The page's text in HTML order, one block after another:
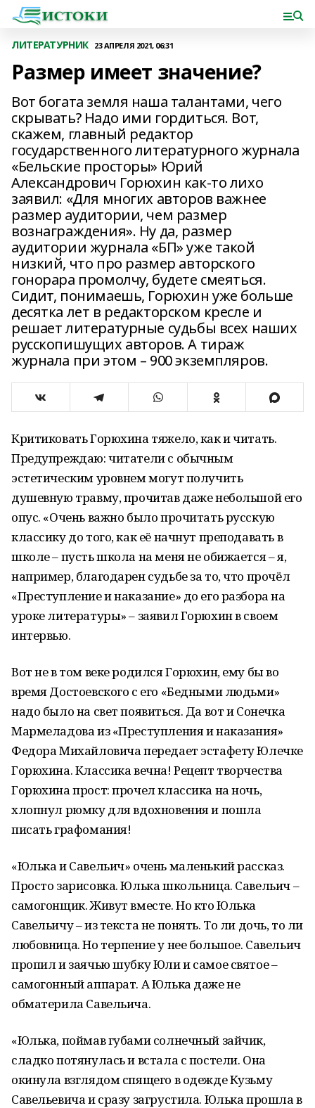
ЛИТЕРАТУРНИК 23 АПРЕЛЯ 2021, 06:31
Размер имеет значение?
Вот богата земля наша талантами, чего
скрывать? Надо ими гордиться. Вот,
скажем, главный редактор
государственного литературного журнала
«Бельские просторы» Юрий
Александрович Горюхин как-то лихо
заявил: «Для многих авторов важнее
размер аудитории, чем размер
вознаграждения». Ну да, размер
аудитории журнала «БП» уже такой
низкий, что про размер авторского
гонорара промолчу, будете смеяться.
Сидит, понимаешь, Горюхин уже больше
десятка лет в редакторском кресле и
решает литературные судьбы всех наших
русскопишущих авторов. А тираж
журнала при этом – 900 экземпляров.
Критиковать Горюхина тяжело, как и читать.
Предупреждаю: читатели с обычным
эстетическим уровнем могут получить
душевную травму, прочитав даже небольшой его
опус. «Очень важно было прочитать русскую
классику до того, как её начнут преподавать в
школе – пусть школа на меня не обижается – я,
например, благодарен судьбе за то, что прочёл
«Преступление и наказание» до его разбора на
уроке литературы» – заявил Горюхин в своем
интервью.
Вот не в том веке родился Горюхин, ему бы во
время Достоевского с его «Бедными людьми»
надо было на свет появиться. Да вот и Сонечка
Мармеладова из «Преступления и наказания»
Федора Михайловича передает эстафету Юлечке
Горюхина. Классика вечна! Рецепт творчества
Горюхина прост: прочел классика на ночь,
хлопнул рюмку для вдохновения и пошла
писать графомания!
«Юлька и Савельич» очень маленький рассказ.
Просто зарисовка. Юлька школьница. Савельич –
самогонщик. Живут вместе. Но кто Юлька
Савельичу – из текста не понять. То ли дочь, то ли
любовница. Но терпение у нее большое. Савельич
пропил и заячью шубку Юли и самое святое –
самогонный аппарат. А Юлька даже не
обматерила Савельича.
«Юлька, поймав губами солнечный зайчик,
сладко потянулась и встала с постели. Она
окинула взглядом спящего в одежде Кузьму
Савельевича и сразу загрустила. Юлька прошла в